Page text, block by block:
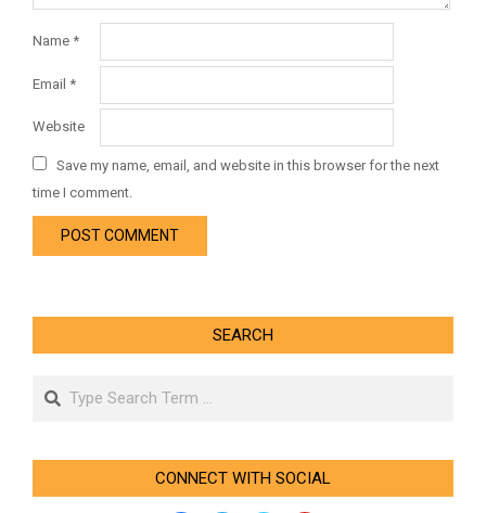
Name *
Email *
Website
Save my name, email, and website in this browser for the next
time I comment.
SEARCH
Search
CONNECT WITH SOCIAL